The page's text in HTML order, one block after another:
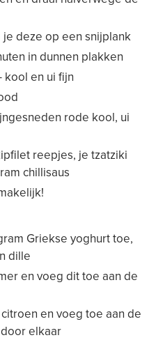
deze op een snijplank
in dunnen plakken
kool en ui fijn
rode kool, ui
reepjes, je tzatziki
chillisaus
Griekse yoghurt toe,
dille
en voeg dit toe aan de
en voeg toe aan de
elkaar